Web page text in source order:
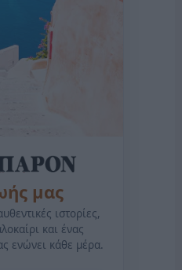
μας
ιστορίες,
και ένας
ενώνει κάθε μέρα.